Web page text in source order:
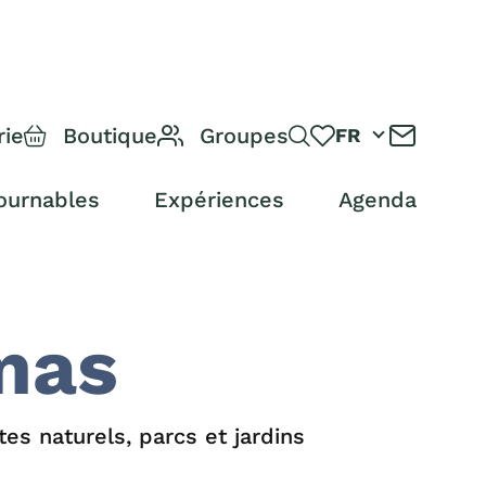
Boutique Groupes FR
Expériences Agenda
naturels, parcs et jardins